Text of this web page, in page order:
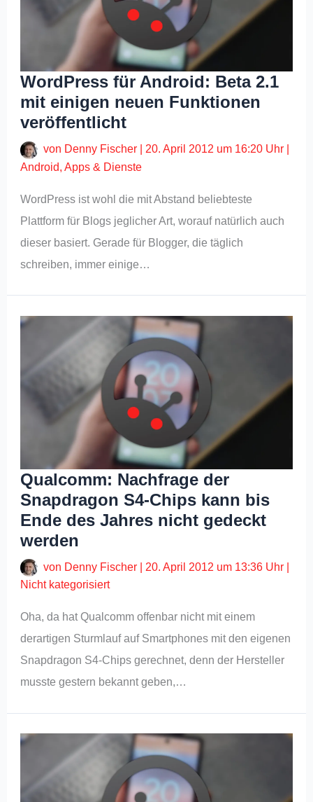
WordPress für Android: Beta 2.1
mit einigen neuen Funktionen
veröffentlicht
von Denny Fischer 20. April 2012 um 16:20 Uhr
Android,Apps & Dienste
WordPress ist wohl die mit Abstand beliebteste
Plattform für Blogs jeglicher Art, worauf natürlich auch
dieser basiert. Gerade für Blogger, die täglich
schreiben, immer einige…
Qualcomm: Nachfrage der
Snapdragon S4-Chips kann bis
Ende des Jahres nicht gedeckt
werden
von Denny Fischer 20. April 2012 um 13:36 Uhr
Nicht kategorisiert
Oha, da hat Qualcomm offenbar nicht mit einem
derartigen Sturmlauf auf Smartphones mit den eigenen
Snapdragon S4-Chips gerechnet, denn der Hersteller
musste gestern bekannt geben,…